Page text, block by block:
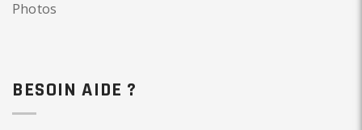
Photos
BESOIN AIDE ?